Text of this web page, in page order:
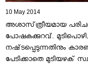
10 May 2014
അശാസ്‌ത്രീയമായ
പോഷകക്കുറവ്‌.
നഷ്‌ടപ്പെടുന്നതിനും
പേടിക്കാതെ മുടിയഴക്‌